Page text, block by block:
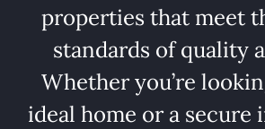
properties that meet
standards of quality
Whether you’re
ideal home or a secure